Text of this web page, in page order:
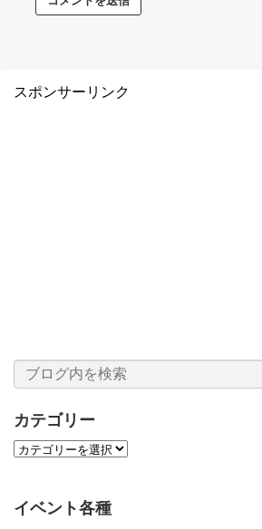
スポンサーリンク
カテゴリー
カ
リ
イベント各種